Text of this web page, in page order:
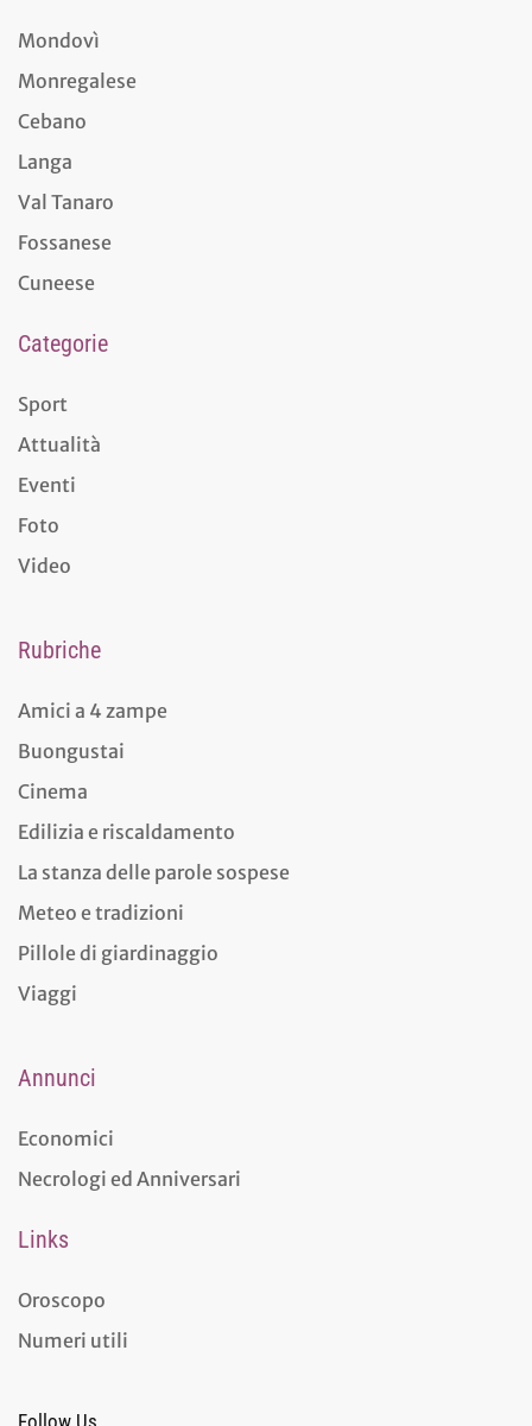
Mondovì
Monregalese
Cebano
Langa
Val Tanaro
Fossanese
Cuneese
Categorie
Sport
Attualità
Eventi
Foto
Video
Rubriche
Amici a 4 zampe
Buongustai
Cinema
Edilizia e riscaldamento
La stanza delle parole sospese
Meteo e tradizioni
Pillole di giardinaggio
Viaggi
Annunci
Economici
Necrologi ed Anniversari
Links
Oroscopo
Numeri utili
Follow Us